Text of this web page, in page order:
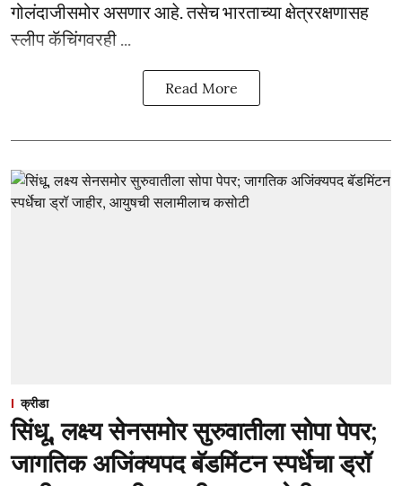
गोलंदाजीसमोर असणार आहे. तसेच भारताच्या क्षेत्ररक्षणासह
स्लीप कॅचिंगवरही ...
Read More
क्रीडा
सिंधू, लक्ष्य सेनसमोर सुरुवातीला सोपा पेपर;
जागतिक अजिंक्यपद बॅडमिंटन स्पर्धेचा ड्रॉ